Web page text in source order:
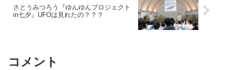
さとうみつろう『ゆんゆんプロジェクト
in七夕』UFOは見れたの？？？
コメント